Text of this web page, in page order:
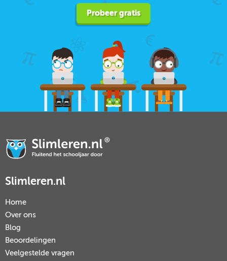
Probeer gratis
Slimleren.nl
Home
Over ons
Blog
Beoordelingen
Veelgestelde vragen